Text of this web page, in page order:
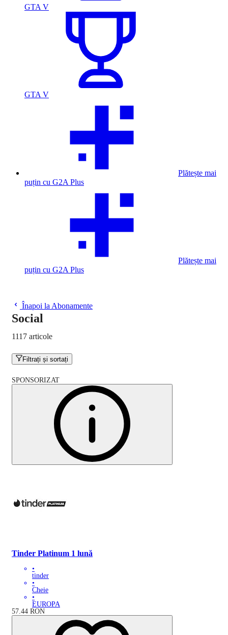
GTA V
GTA V
Plătește mai
puțin cu G2A Plus
Plătește mai
puțin cu G2A Plus
Înapoi la Abonamente
Social
1117 articole
Filtrați și sortați
SPONSORIZAT
Tinder Platinum 1 lună
•
tinder
•
Cheie
•
EUROPA
57.44 RON